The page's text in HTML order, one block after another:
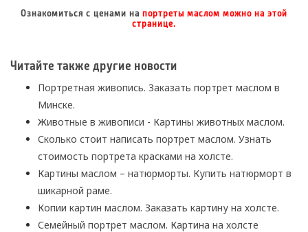
Ознакомиться с ценами на портреты маслом можно на этой
странице.
Читайте также другие новости
Портретная живопись. Заказать портрет маслом в
Минске.
Животные в живописи - Картины животных маслом.
Сколько стоит написать портрет маслом. Узнать
стоимость портрета красками на холсте.
Картины маслом – натюрморты. Купить натюрморт в
шикарной раме.
Копии картин маслом. Заказать картину на холсте.
Семейный портрет маслом. Картина на холсте